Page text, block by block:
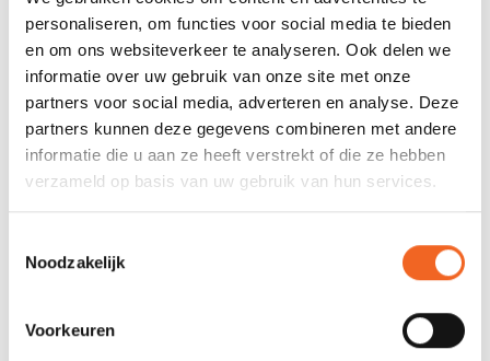
personaliseren, om functies voor social media te bieden
en om ons websiteverkeer te analyseren. Ook delen we
informatie over uw gebruik van onze site met onze
partners voor social media, adverteren en analyse. Deze
partners kunnen deze gegevens combineren met andere
informatie die u aan ze heeft verstrekt of die ze hebben
verzameld op basis van uw gebruik van hun services.
Noodzakelijk
Voorkeuren
Max.Luchtdruk:
3.5 PSI zijtubes, 10 PSI
bodem
Vinnen: 1 afneembaar
REVIEWS